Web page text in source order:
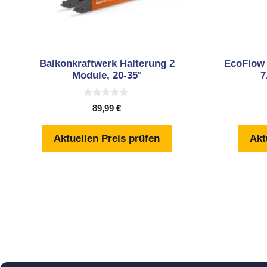
Balkonkraftwerk Halterung 2
Module, 20-35°
5
89,99€
Aktuellen Preis prüfen